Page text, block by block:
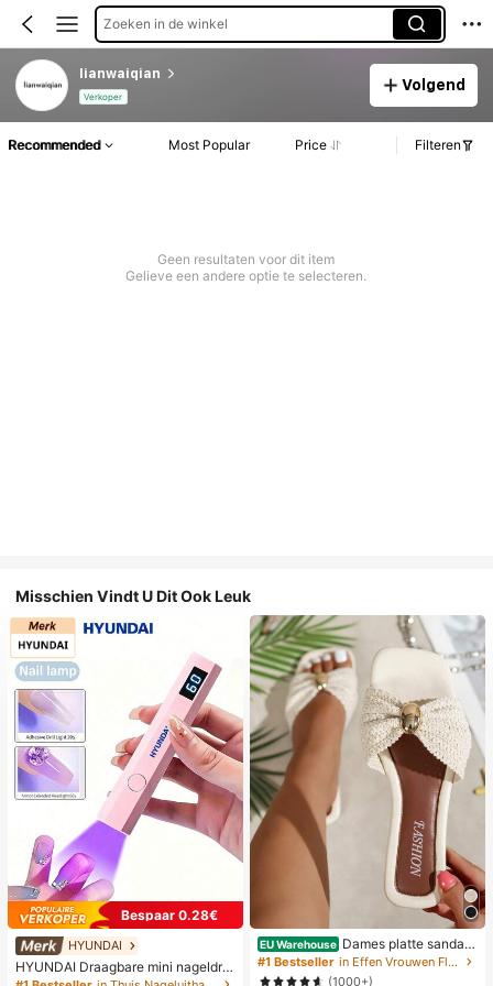
Zoeken in de winkel
lianwaiqian
Verkoper
Volgend
Recommended Most Popular Price Filteren
Geen resultaten voor dit item
Gelieve een andere optie te selecteren.
Misschien Vindt U Dit Ook Leuk
Bespaar 0.28€
HYUNDAI
HYUNDAI Draagbare mini nageldro
ger, oplaadbare handlamp UV/LED
EU Warehouse Dames platte sandale
n met strik en metalen decoratie, ge
weven van stro, comfortabele mini
#1 Bestseller
in Effen Vrouwen Flat Sandalen
(1000+)